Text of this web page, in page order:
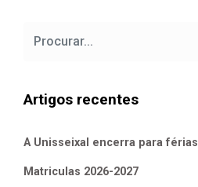
Artigos recentes
A Unisseixal encerra para férias
Matriculas 2026-2027